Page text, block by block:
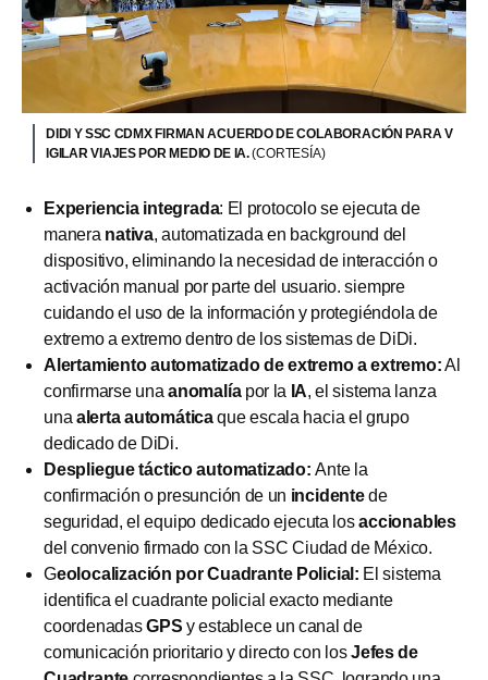
DIDI Y SSC CDMX FIRMAN ACUERDO DE COLABORACIÓN PARA V
IGILAR VIAJES POR MEDIO DE IA.(CORTESÍA)
Experiencia integrada: El protocolo se ejecuta de
manera nativa, automatizada en background del
dispositivo, eliminando la necesidad de interacción o
activación manual por parte del usuario. siempre
cuidando el uso de la información y protegiéndola de
extremo a extremo dentro de los sistemas de DiDi.
Alertamiento automatizado de extremo a extremo:Al
confirmarse unaanomalíapor la IA, el sistema lanza
una alerta automáticaque escala hacia el grupo
dedicado de DiDi.
Despliegue táctico automatizado:Ante la
confirmación o presunción de un incidentede
seguridad, el equipo dedicado ejecuta losaccionables
del convenio firmado con la SSC Ciudad de México.
Geolocalización por Cuadrante Policial: El sistema
identifica el cuadrante policial exacto mediante
coordenadasGPS y establece un canal de
comunicación prioritario y directo con losJefes de